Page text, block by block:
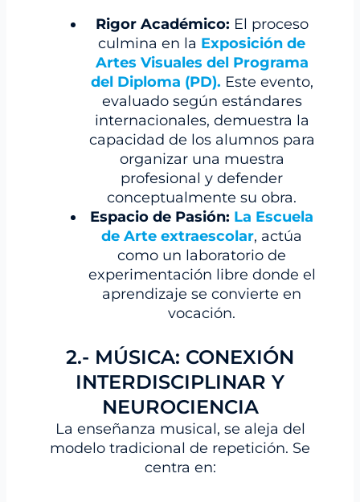
Rigor Académico: El proceso
culmina en la Exposición de
Artes Visuales del Programa
del Diploma (PD). Este evento,
evaluado según estándares
internacionales, demuestra la
capacidad de los alumnos para
organizar una muestra
profesional y defender
conceptualmente su obra.
Espacio de Pasión: La Escuela
de Arte extraescolar, actúa
como un laboratorio de
experimentación libre donde el
aprendizaje se convierte en
vocación.
2.- MÚSICA: CONEXIÓN
INTERDISCIPLINAR Y
NEUROCIENCIA
La enseñanza musical, se aleja del
modelo tradicional de repetición. Se
centra en: